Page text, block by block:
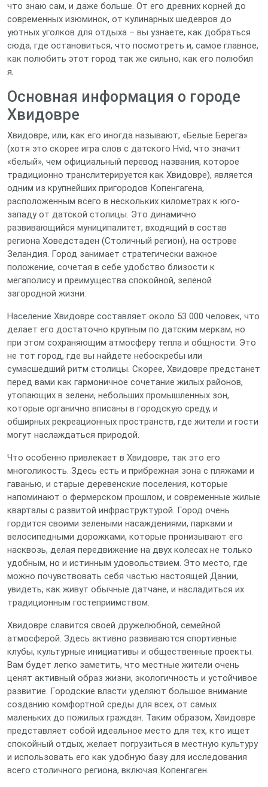
что знаю сам, и даже больше. От его древних корней до
современных изюминок, от кулинарных шедевров до
уютных уголков для отдыха – вы узнаете, как добраться
сюда, где остановиться, что посмотреть и, самое главное,
как полюбить этот город так же сильно, как его полюбил
я.
Основная информация о городе
Хвидовре
Хвидовре, или, как его иногда называют, «Белые Берега»
(хотя это скорее игра слов с датского Hvid, что значит
«белый», чем официальный перевод названия, которое
традиционно транслитерируется как Хвидовре), является
одним из крупнейших пригородов Копенгагена,
расположенным всего в нескольких километрах к юго-
западу от датской столицы. Это динамично
развивающийся муниципалитет, входящий в состав
региона Ховедстаден (Столичный регион), на острове
Зеландия. Город занимает стратегически важное
положение, сочетая в себе удобство близости к
мегаполису и преимущества спокойной, зеленой
загородной жизни.
Население Хвидовре составляет около 53 000 человек, что
делает его достаточно крупным по датским меркам, но
при этом сохраняющим атмосферу тепла и общности. Это
не тот город, где вы найдете небоскребы или
сумасшедший ритм столицы. Скорее, Хвидовре предстанет
перед вами как гармоничное сочетание жилых районов,
утопающих в зелени, небольших промышленных зон,
которые органично вписаны в городскую среду, и
обширных рекреационных пространств, где жители и гости
могут наслаждаться природой.
Что особенно привлекает в Хвидовре, так это его
многоликость. Здесь есть и прибрежная зона с пляжами и
гаванью, и старые деревенские поселения, которые
напоминают о фермерском прошлом, и современные жилые
кварталы с развитой инфраструктурой. Город очень
гордится своими зелеными насаждениями, парками и
велосипедными дорожками, которые пронизывают его
насквозь, делая передвижение на двух колесах не только
удобным, но и истинным удовольствием. Это место, где
можно почувствовать себя частью настоящей Дании,
увидеть, как живут обычные датчане, и насладиться их
традиционным гостеприимством.
Хвидовре славится своей дружелюбной, семейной
атмосферой. Здесь активно развиваются спортивные
клубы, культурные инициативы и общественные проекты.
Вам будет легко заметить, что местные жители очень
ценят активный образ жизни, экологичность и устойчивое
развитие. Городские власти уделяют большое внимание
созданию комфортной среды для всех, от самых
маленьких до пожилых граждан. Таким образом, Хвидовре
представляет собой идеальное место для тех, кто ищет
спокойный отдых, желает погрузиться в местную культуру
и использовать его как удобную базу для исследования
всего столичного региона, включая Копенгаген.